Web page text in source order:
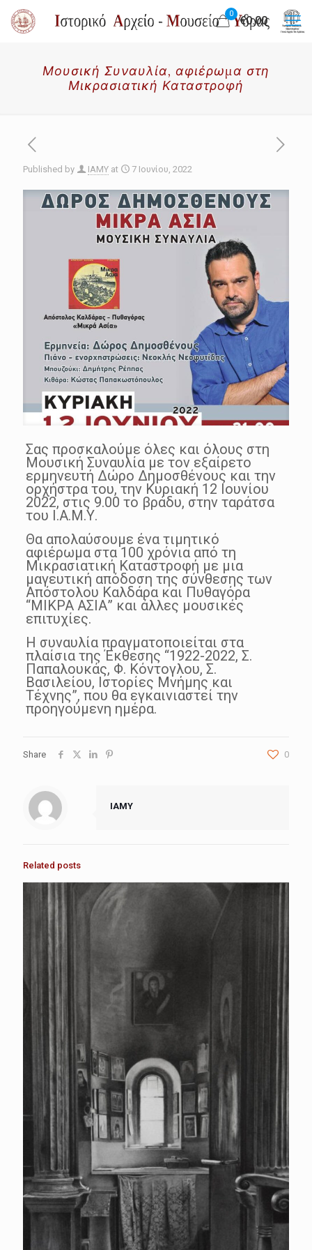
0
€0.00
Μουσική Συναυλία, αφιέρωμα στη
Μικρασιατική Καταστροφή
Published by IAMY at 7 Ιουνίου, 2022
Σας προσκαλούμε όλες και όλους στη
Μουσική Συναυλία με τον εξαίρετο
ερμηνευτή Δώρο Δημοσθένους και την
ορχήστρα του, την Κυριακή 12 Ιουνίου
2022, στις 9.00 το βράδυ, στην ταράτσα
του Ι.Α.Μ.Υ.
Θα απολαύσουμε ένα τιμητικό
αφιέρωμα στα 100 χρόνια από τη
Μικρασιατική Καταστροφή με μια
μαγευτική απόδοση της σύνθεσης των
Απόστολου Καλδάρα και Πυθαγόρα
“ΜΙΚΡΑ ΑΣΙΑ” και άλλες μουσικές
επιτυχίες.
Η συναυλία πραγματοποιείται στα
πλαίσια της Έκθεσης “1922-2022, Σ.
Παπαλουκάς, Φ. Κόντογλου, Σ.
Βασιλείου, Ιστορίες Μνήμης και
Τέχνης”, που θα εγκαινιαστεί την
προηγούμενη ημέρα.
Share 0
IAMY
Related posts